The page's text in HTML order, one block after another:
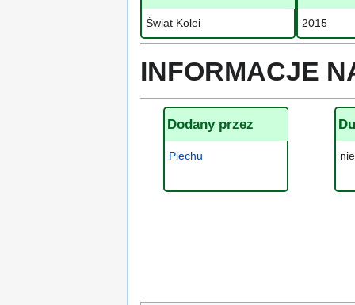
Świat Kolei 2015
INFORMACJE
Dodany przez
Piechu nie